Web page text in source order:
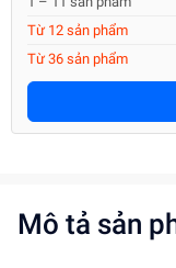
Từ 12 sản phẩm
Từ 36 sản phẩm
Mô tả sản